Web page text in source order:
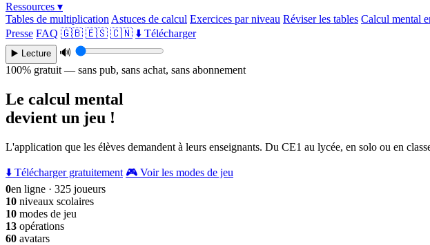
Ressources ▾
Tables de multiplication Astuces de calcul Exercices par niveau Réviser les tables Calcul mental
Presse FAQ 🇬🇧 🇪🇸 🇨🇳 ⬇️ Télécharger
▶️ Lecture
🔊
100% gratuit — sans pub, sans achat, sans abonnement
Le calcul mental
devient un jeu !
L'application que les élèves demandent à leurs enseignants. Du CE1 au lycée, en solo ou en
⬇️ Télécharger gratuitement 🎮 Voir les modes de jeu
0en ligne · 325 joueurs
10 niveaux scolaires
10 modes de jeu
13 opérations
60 avatars